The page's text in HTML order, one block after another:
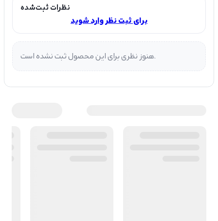
نظرات ثبت‌شده
برای ثبت نظر وارد شوید
هنوز نظری برای این محصول ثبت نشده است.